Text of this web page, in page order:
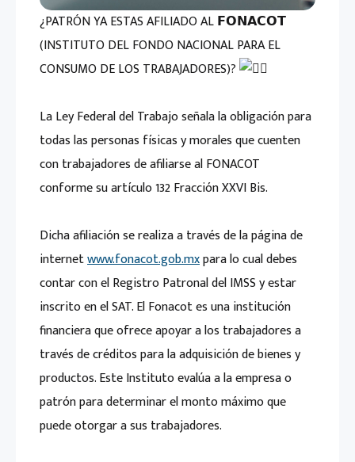
¿PATRÓN YA ESTAS AFILIADO AL 𝗙𝗢𝗡𝗔𝗖𝗢𝗧
(INSTITUTO DEL FONDO NACIONAL PARA EL
CONSUMO DE LOS TRABAJADORES)?
La Ley Federal del Trabajo señala la obligación para
todas las personas físicas y morales que cuenten
con trabajadores de afiliarse al FONACOT
conforme su artículo 132 Fracción XXVI Bis.
Dicha afiliación se realiza a través de la página de
internetwww.fonacot.gob.mxpara lo cual debes
contar con el Registro Patronal del IMSS y estar
inscrito en el SAT. El Fonacot es una institución
financiera que ofrece apoyar a los trabajadores a
través de créditos para la adquisición de bienes y
productos. Este Instituto evalúa a la empresa o
patrón para determinar el monto máximo que
puede otorgar a sus trabajadores.